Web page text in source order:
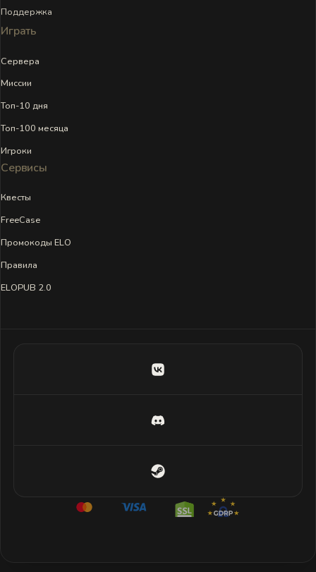
Поддержка
Играть
Сервера
Миссии
Топ-10 дня
Топ-100 месяца
Игроки
Сервисы
Квесты
FreeCase
Промокоды ELO
Правила
ELOPUB 2.0